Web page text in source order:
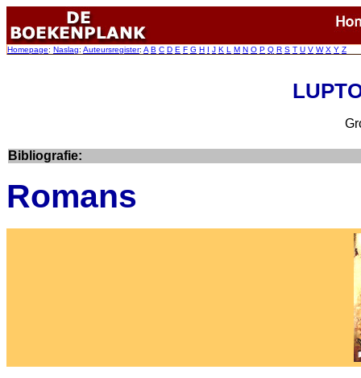
Homepage: Naslag: Auteursregister: A B C D E F G H I J K L M N O P Q R S T U V W X Y Z
Bibliografie:
Romans